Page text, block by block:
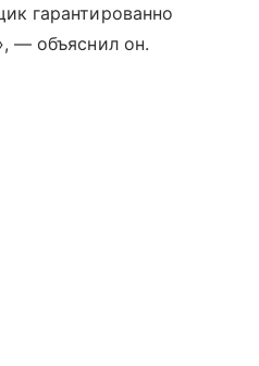
гарантированно
— объяснил он.